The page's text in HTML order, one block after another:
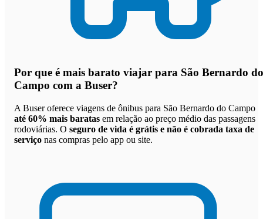
Por que é mais barato viajar para São Bernardo do
Campo com a Buser?
A Buser oferece viagens de ônibus para São Bernardo do Campo
até 60% mais baratas em relação ao preço médio das passagens
rodoviárias. O seguro de vida é grátis e não é cobrada taxa de
serviço nas compras pelo app ou site.